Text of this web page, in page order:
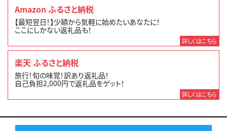
Amazon ふるさと納税
【最短翌日！】少額から気軽に始めたいあなたに！
ここにしかない返礼品も！
詳しくはこちら
楽天 ふるさと納税
旅行！旬の味覚！訳あり返礼品！
自己負担2,000円で返礼品をゲット！
詳しくはこちら